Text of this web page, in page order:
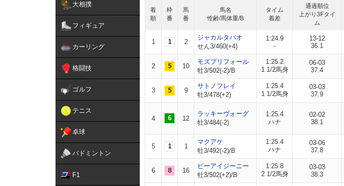
大相撲
フィギュア
カーリング
格闘技
ゴルフ
テニス
卓球
バドミントン
F1
着
順
枠
番
馬
番
馬名
性齢/馬体重/B
タイム
着差
通過順位
上がり3Fタイ
ム
1 1 2
ジャカルタバオ
せん3/460(+4)
1:24.9
-
13-12
36.1
2 5 10
モズプリフォール
牡3/502(-2)/B
1:25.2
1 1/2馬身
06-03
37.4
3 5 9
サトノフレイ
牡3/478(+2)
1:25.4
1 1/2馬身
03-03
37.9
4 6 12
ラッキーヴォーグ
牡3/484(-2)
1:25.4
ハナ
02-02
38.1
5 1 1
マクアケ
牡3/492(-2)/B
1:25.4
ハナ
03-06
37.8
6 8 16
ビーアイジーニー
牡3/502(+2)/B
1:25.8
2 1/2馬身
03-03
38.3